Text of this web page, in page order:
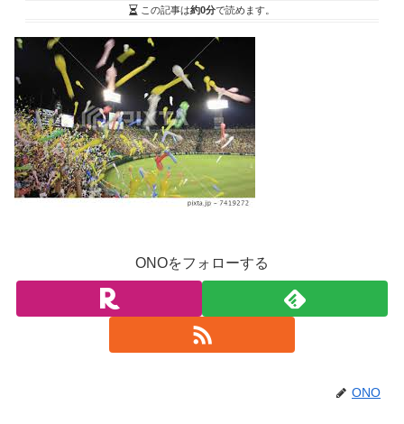
この記事は約0分で読めます。
ONOをフォローする
ONO